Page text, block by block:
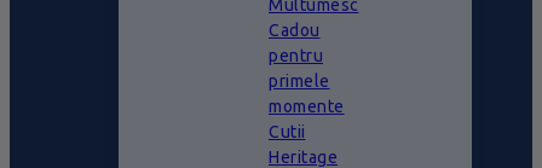
Multumesc
Cadou
pentru
primele
momente
Cutii
Heritage